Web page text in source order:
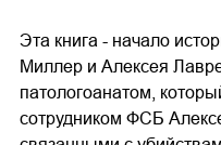
Эта книга - начало
Миллер и Алексея
патологоанатом,
сотрудником ФСБ